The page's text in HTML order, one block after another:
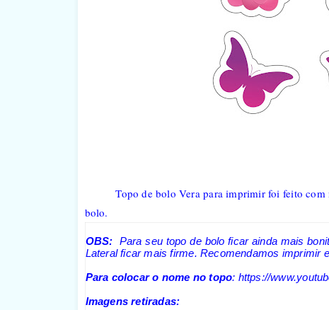
Topo de bolo Vera para imprimir foi feito com
bolo.
OBS: Para seu topo de bolo ficar ainda mais
Lateral ficar mais firme. Recomendamos imprimir
Para colocar o nome no topo: https://
Imagens retiradas: